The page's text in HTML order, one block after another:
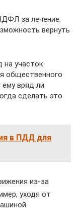
за лечение:
вернуть
на участок
общественного
вряд ли
сделать это
в ПДД для
из-за
уходя от